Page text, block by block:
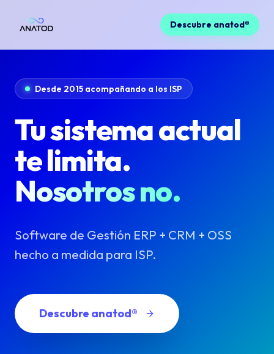
Descubre anatod®
Desde 2015 acompañando a los ISP
Tu sistema actual
te limita.
Nosotros no.
Software de Gestión ERP + CRM + OSS
hecho a medida para ISP.
Descubre anatod®